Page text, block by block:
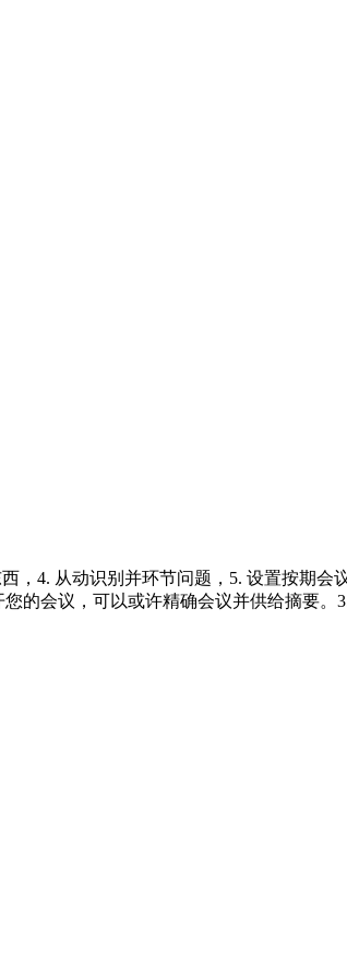
4. 从动识别并环节问题，5. 设置按期会
的会议，可以或许精确会议并供给摘要。